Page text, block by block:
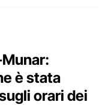
è stata
orari dei